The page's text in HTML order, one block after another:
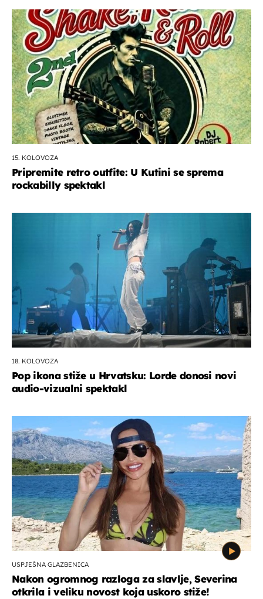
15. KOLOVOZA
Pripremite retro outfite: U Kutini se sprema
rockabilly spektakl
18. KOLOVOZA
Pop ikona stiže u Hrvatsku: Lorde donosi novi
audio-vizualni spektakl
USPJEŠNA GLAZBENICA
Nakon ogromnog razloga za slavlje, Severina
otkrila i veliku novost koja uskoro stiže!